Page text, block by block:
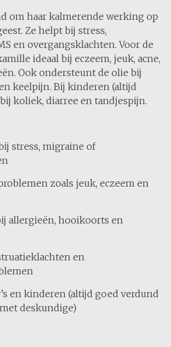
om haar kalmerende werking op
Ze helpt bij stress,
en overgangsklachten. Voor de
ideaal bij eczeem, jeuk, acne,
Ook ondersteunt de olie bij
keelpijn. Bij kinderen (altijd
koliek, diarree en tandjespijn.
stress, migraine of
zoals jeuk, eczeem en
allergieën, hooikoorts en
en
en kinderen (altijd goed verdund
deskundige)